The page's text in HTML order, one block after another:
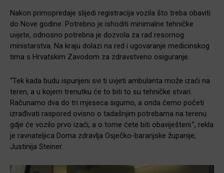
Nakon primopredaje slijedi registracija vozila što treba obaviti
do Nove godine. Potrebno je ishoditi minimalne tehničke
uvjete, odnosno potrebna je dozvola za rad resornog
ministarstva. Na kraju dolazi na red i ugovaranje medicinskog
tima s Hrvatskim Zavodom za zdravstveno osiguranje.
“Tek kada budu ispunjeni svi ti uvjeti ambulanta može izaći na
teren, a u kojem trenutku će to biti to su tehničke stvari.
Računamo dva do tri mjeseca sigurno, a onda ćemo početi
izrađivati raspored ovisno o tadašnjim potrebama na terenu
gdje će vozilo prvo izaći, a o tome ćete biti obaviješteni.”, rekla
je ravnateljica Doma zdravlja Osječko-baranjske županije,
Justinija Steiner.